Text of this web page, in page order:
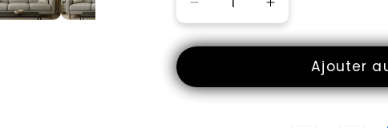
Réduire
la
quantité
Mémoires
Augmenter
la
quantité
Mémoires
Ajouter